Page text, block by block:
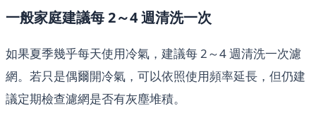
一般家庭建議每 2～4 週清洗一次
如果夏季幾乎每天使用冷氣，建議每 2～4 週清洗一次濾
網。若只是偶爾開冷氣，可以依照使用頻率延長，但仍建
議定期檢查濾網是否有灰塵堆積。